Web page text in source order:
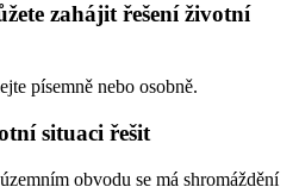
zahájit řešení životní
písemně nebo osobně.
situaci řešit
obvodu se má shromáždění